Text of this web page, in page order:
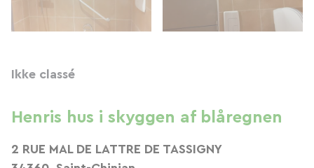
Ikke classé
Henris hus i skyggen af ​​blåregnen
2 RUE MAL DE LATTRE DE TASSIGNY